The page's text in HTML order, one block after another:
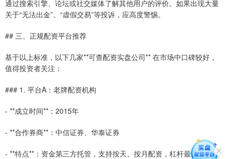
通过搜索引擎、论坛或社交媒体了解其他用户的评价。如果出现大量
关于“无法出金”、“虚假交易”等投诉，应高度警惕。
## 三、正规配资平台推荐
基于以上标准，以下几家**可查配资实盘公司** 在市场中口碑较好，
值得投资者关注：
### 1. 平台A：老牌配资机构
- **成立时间**：2015年
- **合作券商**：中信证券、华泰证券
- **特点**：资金第三方托管，支持按天、按月配资，杠杆最高10倍。